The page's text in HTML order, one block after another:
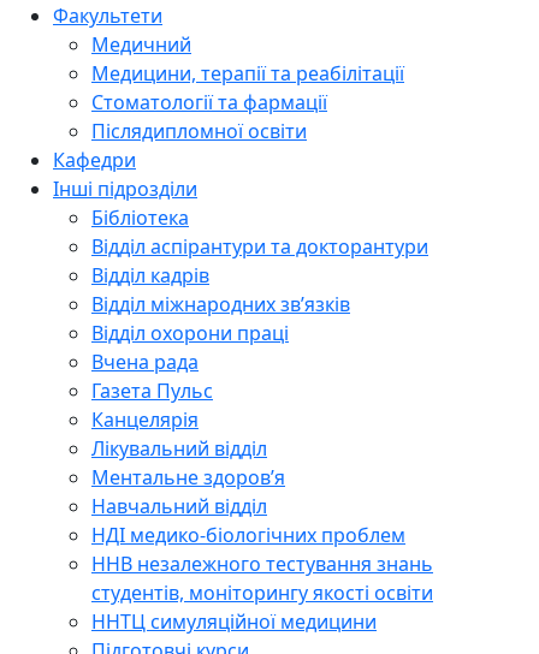
Факультети
Медичний
Медицини, терапії та реабілітації
Стоматології та фармації
Післядипломної освіти
Кафедри
Інші підрозділи
Бібліотека
Відділ аспірантури та докторантури
Відділ кадрів
Відділ міжнародних зв’язків
Відділ охорони праці
Вчена рада
Газета Пульс
Канцелярія
Лікувальний відділ
Ментальне здоров’я
Навчальний відділ
НДІ медико-біологічних проблем
ННВ незалежного тестування знань
студентів, моніторингу якості освіти
ННТЦ симуляційної медицини